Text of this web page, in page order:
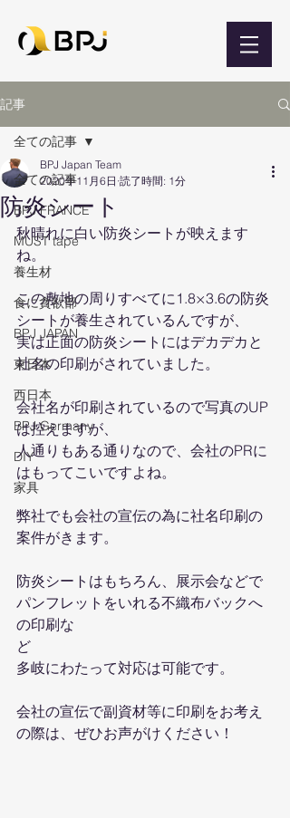
記事
全ての記事
BPJ FRANCE
MUST tape
養生材
食に貪欲部
BPJ JAPAN
東日本
西日本
BPJ Germany
DIY
家具
全ての記事
防炎シート
BPJ Japan Team
2020年11月6日 読了時間: 1分
秋晴れに白い防炎シートが映えます
ね。
この敷地の周りすべてに1.8×3.6の防炎
シートが養生されているんですが、
実は正面の防炎シートにはデカデカと
社名の印刷がされていました。
会社名が印刷されているので写真のUP
は控えますが、
人通りもある通りなので、会社のPRに
はもってこいですよね。
弊社でも会社の宣伝の為に社名印刷の
案件がきます。
防炎シートはもちろん、展示会などで
パンフレットをいれる不織布バックへ
の印刷な
ど
多岐にわたって対応は可能です。
会社の宣伝で副資材等に印刷をお考え
の際は、ぜひお声がけください！